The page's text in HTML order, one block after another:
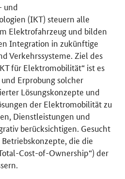
und
(IKT) steuern alle
Elektrofahrzeug und bilden
Integration in zukünftige
Verkehrssysteme. Ziel des
für Elektromobilität“ ist es
Erprobung solcher
Lösungskonzepte und
der Elektromobilität zu
Dienstleistungen und
berücksichtigen. Gesucht
die die
Cost-of-Ownership“) der